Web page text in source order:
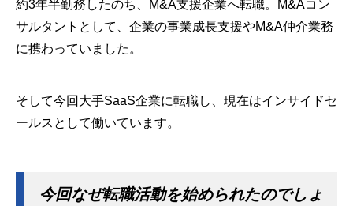
約3年半勤務したのち、M&A支援企業へ転職。M&Aコン
サルタントとして、企業の事業成長支援やM&A仲介業務
に携わっていました。
そして今回大手SaaS企業に転職し、現在はインサイドセ
ールスとして働いています。
今回なぜ転職活動を始められたのでしょ